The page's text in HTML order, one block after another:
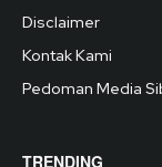
Disclaimer
Kontak Kami
Pedoman Media
TRENDING